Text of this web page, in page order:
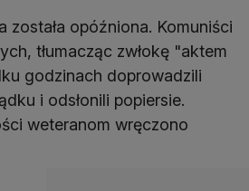
została opóźniona. Komuniści
tłumacząc zwłokę "aktem
godzinach doprowadzili
i odsłonili popiersie.
weteranom wręczono